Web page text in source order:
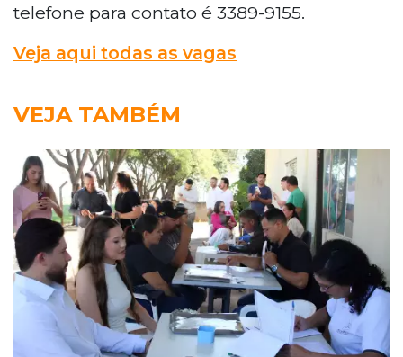
telefone para contato é 3389-9155.
Veja aqui todas as vagas
VEJA TAMBÉM